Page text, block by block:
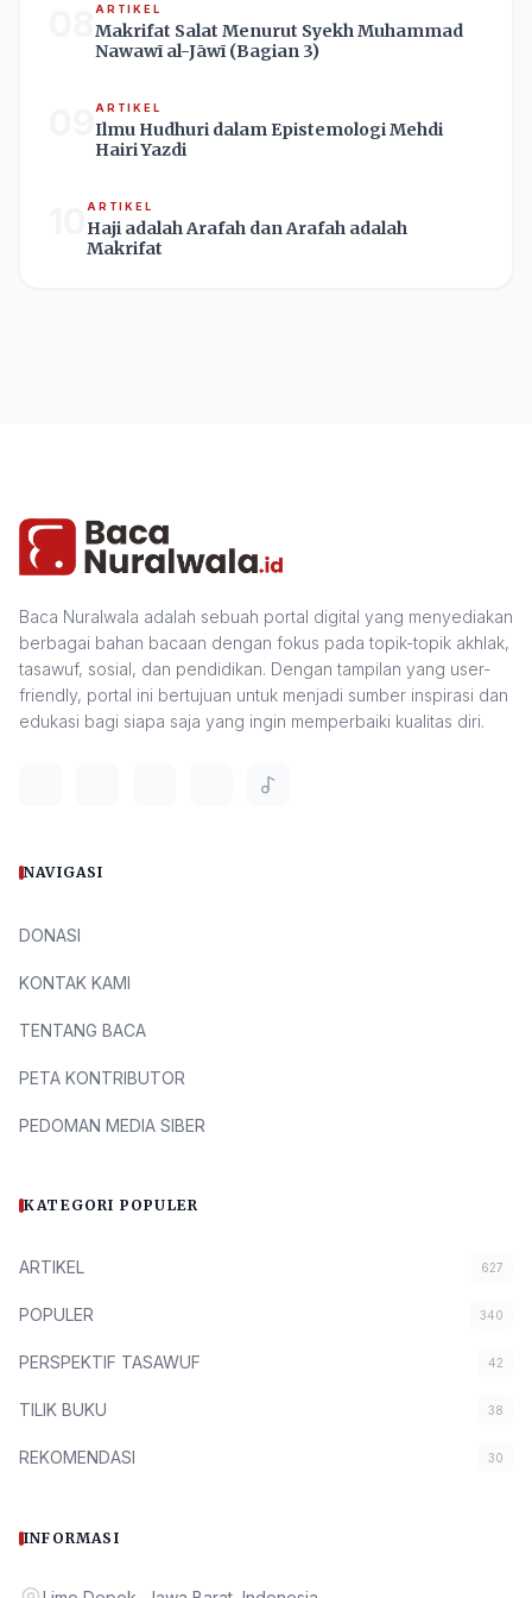
ARTIKEL
Makrifat Salat Menurut Syekh Muhammad
Nawawī al-Jāwī (Bagian 3)
ARTIKEL
Ilmu Hudhuri dalam Epistemologi Mehdi
Hairi Yazdi
ARTIKEL
Haji adalah Arafah dan Arafah adalah
Makrifat
Baca Nuralwala adalah sebuah portal digital yang menyediakan
berbagai bahan bacaan dengan fokus pada topik-topik akhlak,
tasawuf, sosial, dan pendidikan. Dengan tampilan yang user-
friendly, portal ini bertujuan untuk menjadi sumber inspirasi dan
edukasi bagi siapa saja yang ingin memperbaiki kualitas diri.
NAVIGASI
DONASI
KONTAK KAMI
TENTANG BACA
PETA KONTRIBUTOR
PEDOMAN MEDIA SIBER
KATEGORI POPULER
ARTIKEL 627
POPULER 340
PERSPEKTIF TASAWUF 42
TILIK BUKU 38
REKOMENDASI 30
INFORMASI